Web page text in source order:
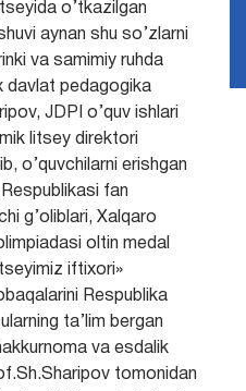
o’tkazilgan
aynan shu so’zlarni
va samimiy ruhda
davlat pedagogika
JDPI o’quv ishlari
litsey direktori
o’quvchilarni erishgan
fan
g’oliblari, Xalqaro
oltin medal
iftixori»
Respublika
ta’lim bergan
va esdalik
tomonidan